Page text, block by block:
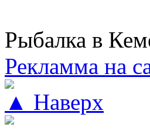
Рыбалка в
Рекламма на
▲ Наверх